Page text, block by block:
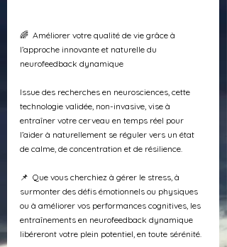
🌈  Améliorer votre qualité de vie grâce à
l’approche innovante et naturelle du
neurofeedback dynamique
Issue des recherches en neurosciences, cette
technologie validée, non-invasive, vise à
entraîner votre cerveau en temps réel pour
l’aider à naturellement se réguler vers un état
de calme, de concentration et de résilience.
📌  Que vous cherchiez à gérer le stress, à
surmonter des défis émotionnels ou physiques
ou à améliorer vos performances cognitives, les
entraînements en neurofeedback dynamique
libéreront votre plein potentiel, en toute sérénité.